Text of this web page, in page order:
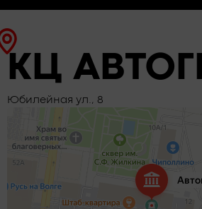
КЦ
Юбилейная ул., 8